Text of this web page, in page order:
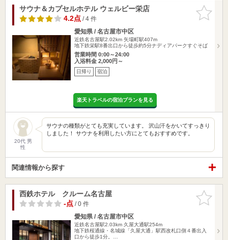
お気に入
りに追加
サウナ＆カプセルホテル ウェルビー栄店
4.2点/ 4 件
愛知県 / 名古屋市中区
近鉄名古屋駅2.02km 矢場町駅407m
地下鉄栄駅8番出口から徒歩約5分ナディアパークすぐそば
営業時間 0:00～24:00
入浴料金 2,000円～
日帰り 宿泊
楽天トラベルの宿泊プランを見る
20代 男
性
サウナの種類がとても充実しています。 沢山汗をかいてすっきり
しました！ サウナを利用したい方にとてもおすすめです。
関連情報から探す
お気に入
りに追加
西鉄ホテル クルーム名古屋
-点/ 0 件
愛知県 / 名古屋市中区
近鉄名古屋駅2.03km 久屋大通駅254m
地下鉄桜通線・名城線「久屋大通」駅西改札口側４番出入
口から徒歩1分。…